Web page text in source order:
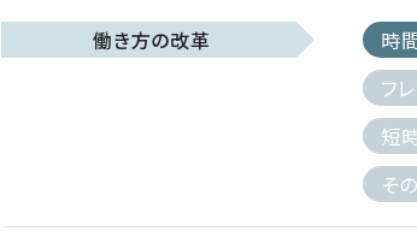
働き方の改革 時
フ
短
そ